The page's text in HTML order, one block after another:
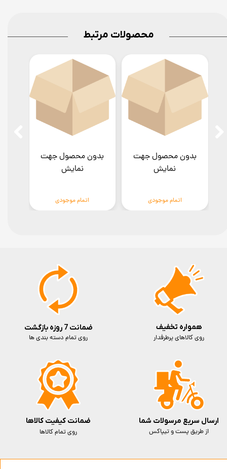
بدون محصول جهت
نمایش
اتمام موجودی
بدون محصول جهت
نمایش
اتمام موجودی
محصولات مرتبط
ضمانت 7 روزه بازگشت
روی تمام دسته بندی ها
ارسال سریع مرسولات شما
از طریق پست و تیپاکس
ضمانت کیفیت کالاها
روی تمام کالاها
همواره تخفیف
روی کالاهای پرطرفدار